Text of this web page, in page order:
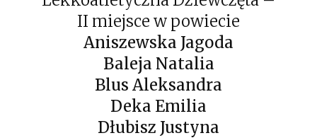
II miejsce w powiecie
Aniszewska Jagoda
Baleja Natalia
Blus Aleksandra
Deka Emilia
Dłubisz Justyna